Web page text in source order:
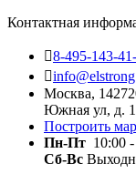
Контактная
8-495-143-
Москва,
Южная ул, д.
Построить
Пн-Пт 10:00
Сб-Вс